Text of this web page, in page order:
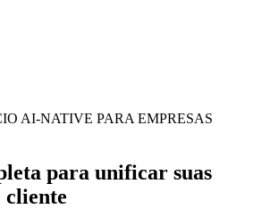
AI-NATIVE PARA EMPRESAS
para unificar suas
cliente